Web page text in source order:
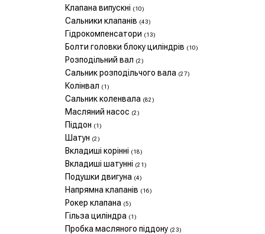
Клапана випускні (10)
Сальники клапанів (43)
Гідрокомпенсатори (13)
Болти головки блоку циліндрів (10)
Розподільний вал (2)
Сальник розподільчого вала (27)
Колінвал (1)
Сальник коленвала (82)
Масляний насос (2)
Піддон (1)
Шатун (2)
Вкладиші корінні (18)
Вкладиші шатунні (21)
Подушки двигуна (4)
Напрямна клапанів (16)
Рокер клапана (5)
Гільза циліндра (1)
Пробка масляного піддону (23)